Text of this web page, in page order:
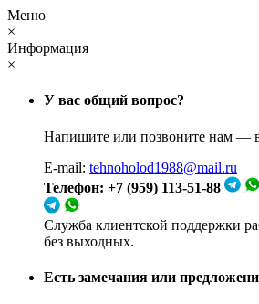
Меню
×
Информация
×
У вас общий вопрос?
Напишите или позвоните нам —
E-mail: tehnoholod1988@mail.ru
Телефон: +7 (959) 113-51-88
Служба клиентской поддержки
без выходных.
Есть замечания или